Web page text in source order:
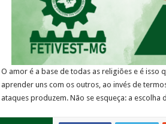
O amor é a base de todas as religiões e é isso
aprender uns com os outros, ao invés de
ataques produzem. Não se esqueça: a